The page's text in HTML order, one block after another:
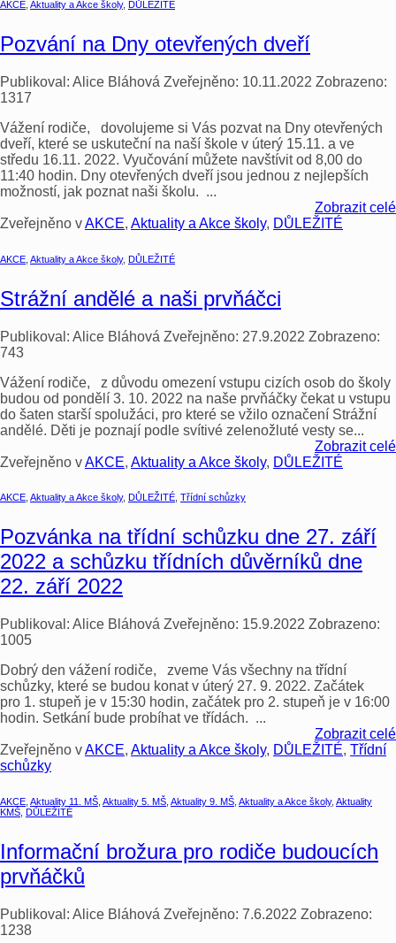
AKCE Aktuality a Akce školy, DŮLEŽITÉ
Pozvání na Dny otevřených dveří
Publikoval: Alice Bláhová Zveřejněno: 10.11.2022 Zobrazeno:
1317
Vážení rodiče, dovolujeme si Vás pozvat na Dny otevřených
dveří, které se uskuteční na naší škole v úterý 15.11. a ve
středu 16.11. 2022. Vyučování můžete navštívit od 8,00 do
11:40 hodin. Dny otevřených dveří jsou jednou z nejlepších
možností, jak poznat naši školu. ...
Zobrazit celé
Zveřejněno vAKCE, Aktuality a Akce školy, DŮLEŽITÉ
AKCE Aktuality a Akce školy, DŮLEŽITÉ
Strážní andělé a naši prvňáčci
Publikoval: Alice Bláhová Zveřejněno: 27.9.2022 Zobrazeno:
743
Vážení rodiče, z důvodu omezení vstupu cizích osob do školy
budou od pondělí 3. 10. 2022 na naše prvňáčky čekat u vstupu
do šaten starší spolužáci, pro které se vžilo označení Strážní
andělé. Děti je poznají podle svítivé zelenožluté vesty se...
Zobrazit celé
Zveřejněno vAKCE, Aktuality a Akce školy, DŮLEŽITÉ
AKCE, Aktuality a Akce školy, DŮLEŽITÉ, Třídní schůzky
Pozvánka na třídní schůzku dne 27. září
2022 a schůzku třídních důvěrníků dne
22. září 2022
Publikoval: Alice Bláhová Zveřejněno: 15.9.2022 Zobrazeno:
1005
Dobrý den vážení rodiče, zveme Vás všechny na třídní
schůzky, které se budou konat v úterý 27. 9. 2022. Začátek
pro 1. stupeň je v 15:30 hodin, začátek pro 2. stupeň je v 16:00
hodin. Setkání bude probíhat ve třídách. ...
Zobrazit celé
Zveřejněno vAKCE, Aktuality a Akce školy, DŮLEŽITÉ, Třídní
schůzky
AKCE Aktuality 11. MŠ Aktuality 5. MŠ Aktuality 9. MŠ Aktuality a Akce školy, Aktuality
KMŠ
DŮLEŽITÉ
Informační brožura pro rodiče budoucích
prvňáčků
Publikoval: Alice Bláhová Zveřejněno: 7.6.2022 Zobrazeno:
1238